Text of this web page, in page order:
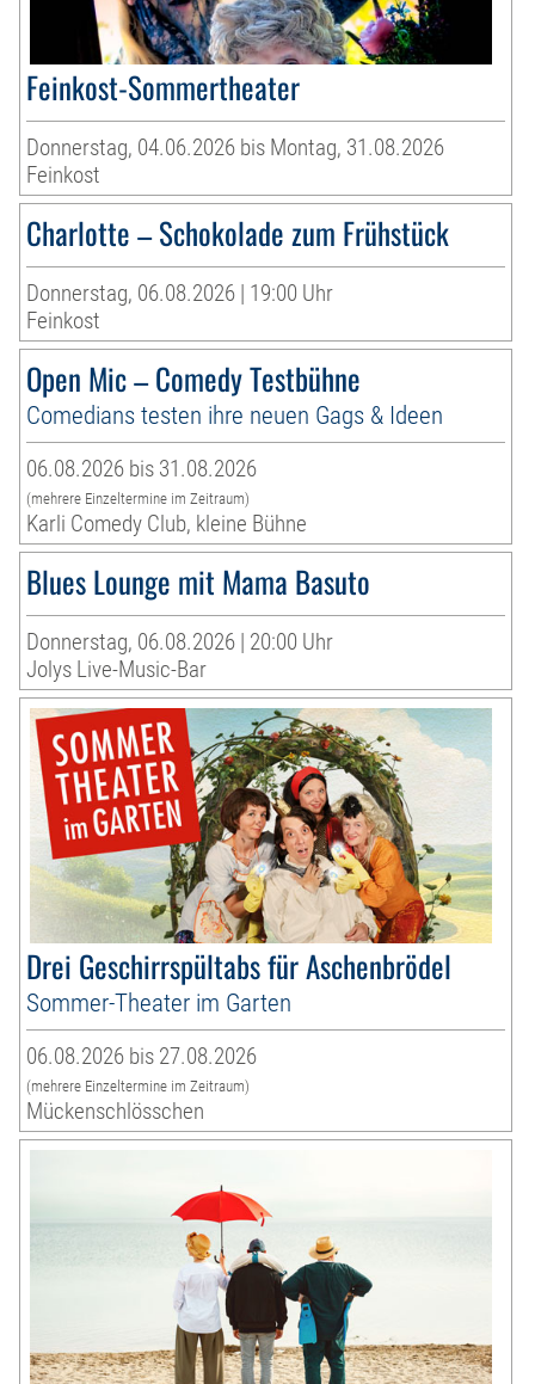
Feinkost-Sommertheater
Donnerstag, 04.06.2026 bis Montag, 31.08.2026
Feinkost
Charlotte – Schokolade zum Frühstück
Donnerstag, 06.08.2026 | 19:00 Uhr
Feinkost
Open Mic – Comedy Testbühne
Comedians testen ihre neuen Gags & Ideen
06.08.2026 bis 31.08.2026
(mehrere Einzeltermine im Zeitraum)
Karli Comedy Club, kleine Bühne
Blues Lounge mit Mama Basuto
Donnerstag, 06.08.2026 | 20:00 Uhr
Jolys Live-Music-Bar
Drei Geschirrspültabs für Aschenbrödel
Sommer-Theater im Garten
06.08.2026 bis 27.08.2026
(mehrere Einzeltermine im Zeitraum)
Mückenschlösschen